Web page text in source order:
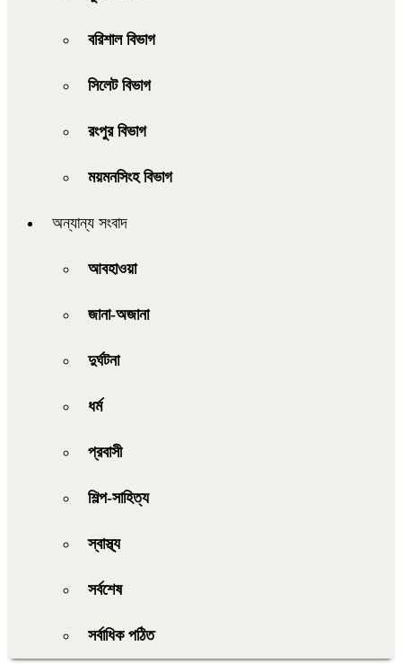
বরিশাল বিভাগ
সিলেট বিভাগ
রংপুর বিভাগ
ময়মনসিংহ বিভাগ
অন্যান্য সংবাদ
আবহাওয়া
জানা-অজানা
দুর্ঘটনা
ধর্ম
প্রবাসী
শিল্প-সাহিত্য
স্বাস্থ্য
সর্বশেষ
সর্বাধিক পঠিত